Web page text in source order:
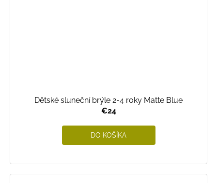
Dětské sluneční brýle 2-4 roky Matte Blue
€24
DO KOŠÍKA